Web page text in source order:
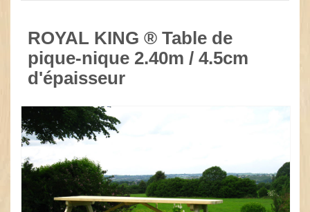
ROYAL KING ® Table de
pique-nique 2.40m / 4.5cm
d'épaisseur